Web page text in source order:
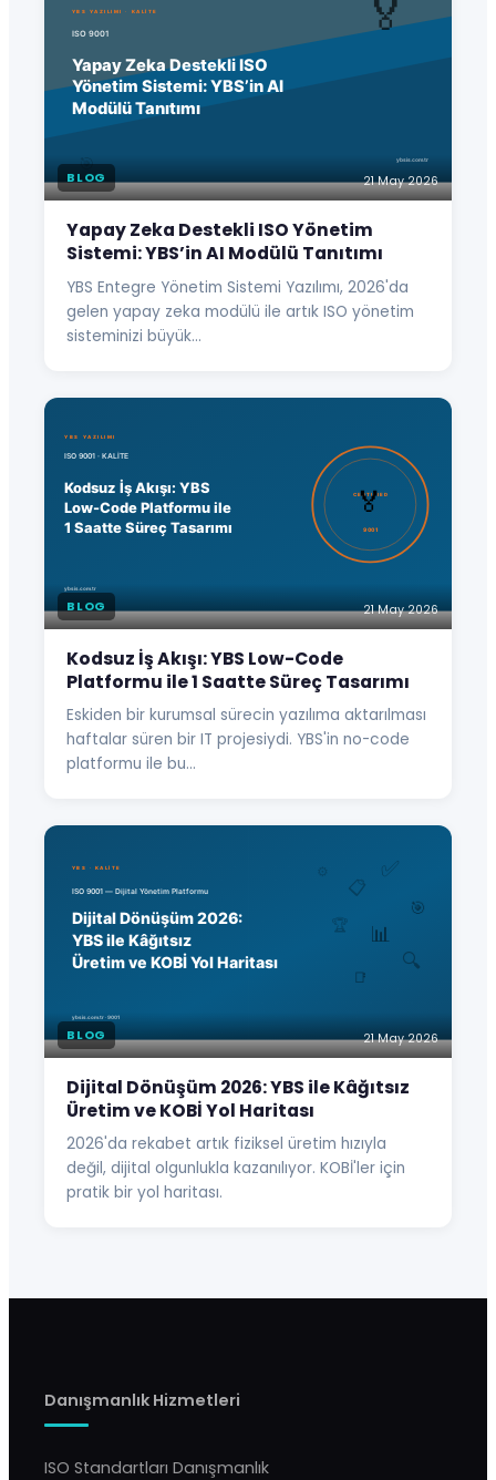
BLOG 21 May 2026
Yapay Zeka Destekli ISO Yönetim
Sistemi: YBS’in AI Modülü Tanıtımı
YBS Entegre Yönetim Sistemi Yazılımı, 2026'da
gelen yapay zeka modülü ile artık ISO yönetim
sisteminizi büyük…
BLOG 21 May 2026
Kodsuz İş Akışı: YBS Low-Code
Platformu ile 1 Saatte Süreç Tasarımı
Eskiden bir kurumsal sürecin yazılıma aktarılması
haftalar süren bir IT projesiydi. YBS'in no-code
platformu ile bu…
BLOG 21 May 2026
Dijital Dönüşüm 2026: YBS ile Kâğıtsız
Üretim ve KOBİ Yol Haritası
2026'da rekabet artık fiziksel üretim hızıyla
değil, dijital olgunlukla kazanılıyor. KOBİ'ler için
pratik bir yol haritası.
Danışmanlık Hizmetleri
ISO Standartları Danışmanlık